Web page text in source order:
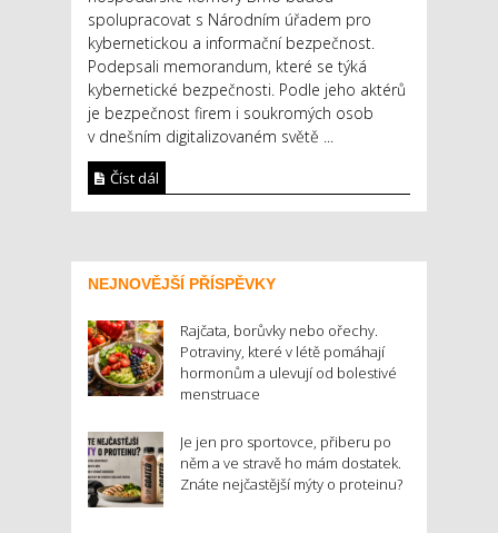
spolupracovat s Národním úřadem pro
kybernetickou a informační bezpečnost.
Podepsali memorandum, které se týká
kybernetické bezpečnosti. Podle jeho aktérů
je bezpečnost firem i soukromých osob
v dnešním digitalizovaném světě ...
Číst dál
NEJNOVĚJŠÍ PŘÍSPĚVKY
Rajčata, borůvky nebo ořechy.
Potraviny, které v létě pomáhají
hormonům a ulevují od bolestivé
menstruace
Je jen pro sportovce, přiberu po
něm a ve stravě ho mám dostatek.
Znáte nejčastější mýty o proteinu?